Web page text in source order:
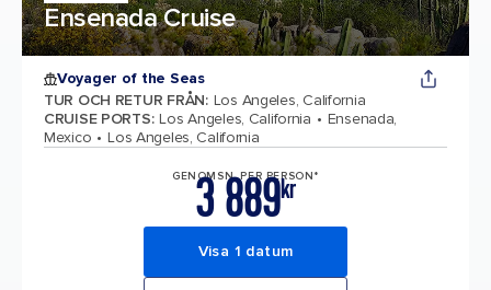
Ensenada Cruise
Voyager of the Seas
TUR OCH RETUR FRÅN: Los Angeles, California
CRUISE PORTS: Los Angeles, California
Ensenada,
Mexico
Los Angeles, California
GENOMSN. PER PERSON*
kr
3 889
Visa 1 datum